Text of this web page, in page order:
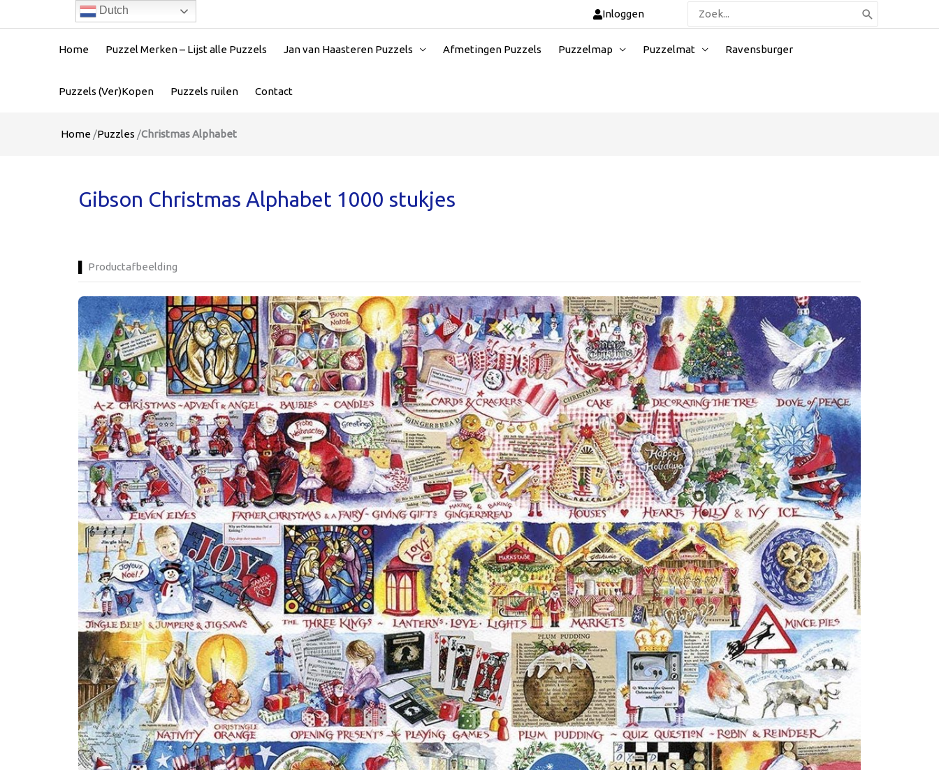
Inloggen
Zoeken
naar:
Home Puzzel Merken – Lijst alle Puzzels Jan van Haasteren Puzzels Afmetingen Puzzels Puzzelmap Puzzelmat Ravensburger
Puzzels (Ver)Kopen Puzzels ruilen Contact
Home /Puzzles /Christmas Alphabet
Gibson Christmas Alphabet 1000 stukjes
Productafbeelding
Dutch